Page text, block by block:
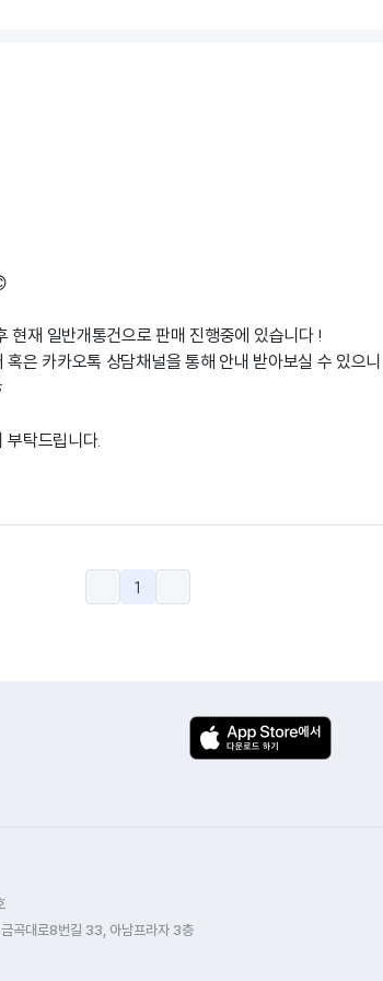
재 일반개통건으로 판매 진행중에 있습니다 !
은 카카오톡 상담채널을 통해 안내 받아보실 수 있으니
부탁드립니다.
1
곡대로8번길 33, 아남프라자 3층